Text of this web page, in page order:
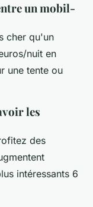
un mobil-
cher qu'un
nuit en
une tente ou
les
des
intéressants 6